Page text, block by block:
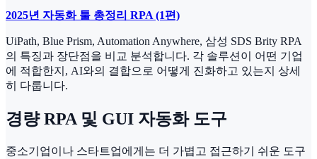
2025년 자동화 툴 총정리 RPA (1편)
UiPath, Blue Prism, Automation Anywhere, 삼성 SDS Brity RPA
의 특징과 장단점을 비교 분석합니다. 각 솔루션이 어떤 기업
에 적합한지, AI와의 결합으로 어떻게 진화하고 있는지 상세
히 다룹니다.
경량 RPA 및 GUI 자동화 도구
중소기업이나 스타트업에게는 더 가볍고 접근하기 쉬운 도구